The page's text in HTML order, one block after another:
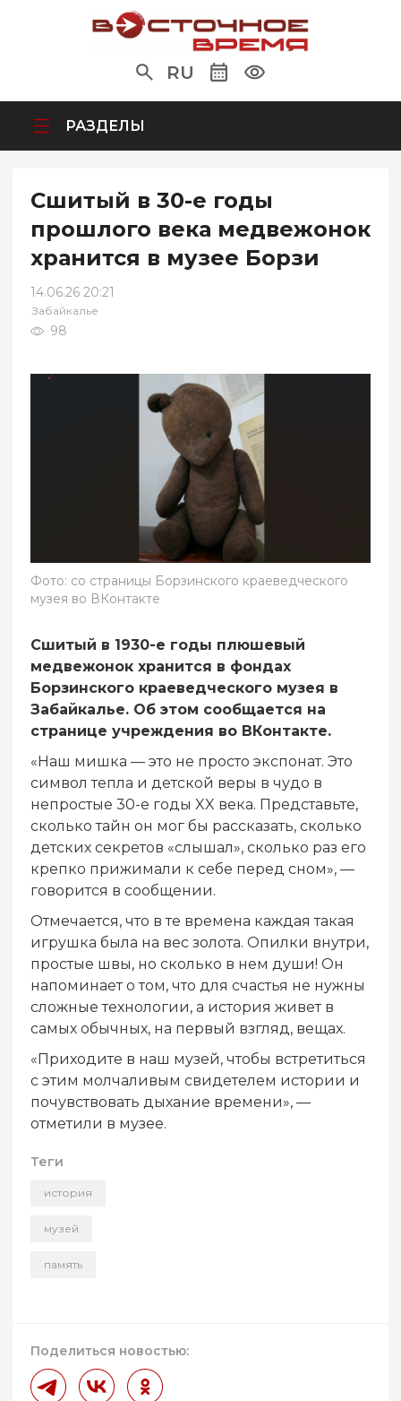
RU
РАЗДЕЛЫ
Сшитый в 30-е годы
прошлого века медвежонок
хранится в музее Борзи
14.06.26 20:21
Забайкалье
98
Фото: со страницы Борзинского краеведческого
музея во ВКонтакте
Сшитый в 1930-е годы плюшевый
медвежонок хранится в фондах
Борзинского краеведческого музея в
Забайкалье. Об этом сообщается на
странице учреждения во ВКонтакте.
«Наш мишка — это не просто экспонат. Это
символ тепла и детской веры в чудо в
непростые 30-е годы XX века. Представьте,
сколько тайн он мог бы рассказать, сколько
детских секретов «слышал», сколько раз его
крепко прижимали к себе перед сном», —
говорится в сообщении.
Отмечается, что в те времена каждая такая
игрушка была на вес золота. Опилки внутри,
простые швы, но сколько в нем души! Он
напоминает о том, что для счастья не нужны
сложные технологии, а история живет в
самых обычных, на первый взгляд, вещах.
«Приходите в наш музей, чтобы встретиться
с этим молчаливым свидетелем истории и
почувствовать дыхание времени», —
отметили в музее.
Теги
история
музей
память
Поделиться новостью: